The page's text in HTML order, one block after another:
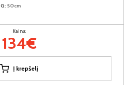
G: 50cm
Kaina:
134€
Į krepšelį